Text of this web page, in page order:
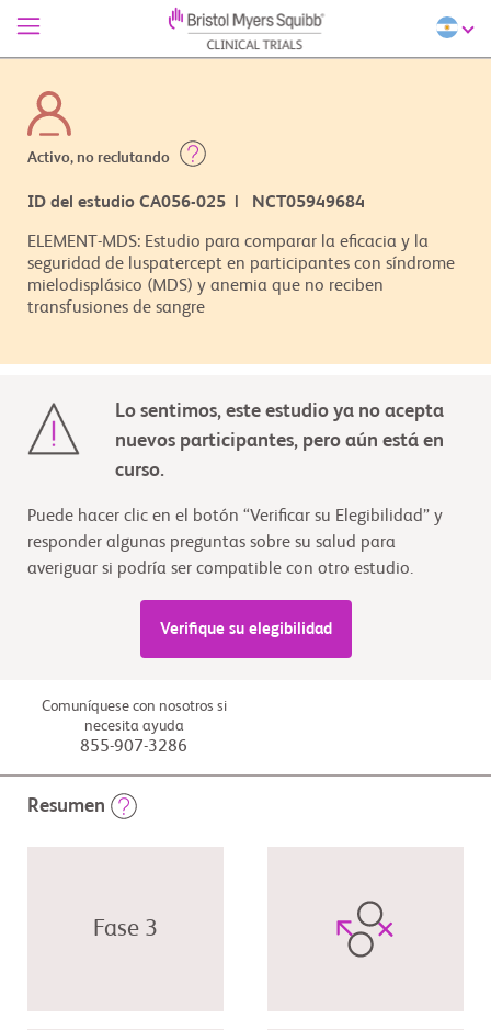
Activo, no reclutando
ID del estudio CA056-025 | NCT05949684
ELEMENT-MDS: Estudio para comparar la eficacia y la
seguridad de luspatercept en participantes con síndrome
mielodisplásico (MDS) y anemia que no reciben
transfusiones de sangre
Lo sentimos, este estudio ya no acepta
nuevos participantes, pero aún está en
curso.
Puede hacer clic en el botón “Verificar su Elegibilidad” y
responder algunas preguntas sobre su salud para
averiguar si podría ser compatible con otro estudio.
Verifique su elegibilidad
Comuníquese con nosotros si
necesita ayuda
855-907-3286
Resumen
Fase 3